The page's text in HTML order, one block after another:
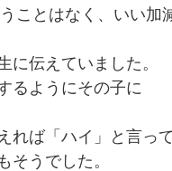
ことはなく、いい加
伝えていました。
るようにその子に
れば「ハイ」と言って
うでした。